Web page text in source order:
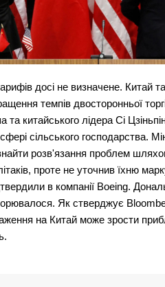
досі не визначене.
темпів двосторонньої
китайського лідера Сі
сільського господарства.
розв'язання проблем
проте не уточнив їхню
в компанії Boeing.
Як стверджує
на Китай може зрости